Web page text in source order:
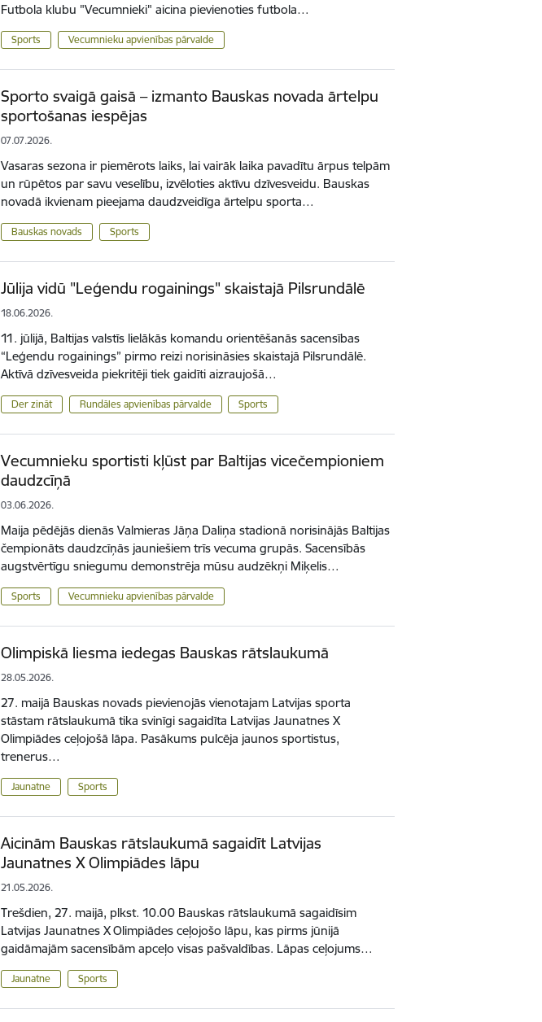
Futbola klubu "Vecumnieki" aicina pievienoties futbola…
Sports Vecumnieku apvienības pārvalde
Sporto svaigā gaisā – izmanto Bauskas novada ārtelpu
sportošanas iespējas
07.07.2026.
Vasaras sezona ir piemērots laiks, lai vairāk laika pavadītu ārpus telpām
un rūpētos par savu veselību, izvēloties aktīvu dzīvesveidu. Bauskas
novadā ikvienam pieejama daudzveidīga ārtelpu sporta…
Bauskas novads Sports
Jūlija vidū "Leģendu rogainings" skaistajā Pilsrundālē
18.06.2026.
11. jūlijā, Baltijas valstīs lielākās komandu orientēšanās sacensības
“Leģendu rogainings” pirmo reizi norisināsies skaistajā Pilsrundālē.
Aktīvā dzīvesveida piekritēji tiek gaidīti aizraujošā…
Der zināt Rundāles apvienības pārvalde Sports
Vecumnieku sportisti kļūst par Baltijas vicečempioniem
daudzcīņā
03.06.2026.
Maija pēdējās dienās Valmieras Jāņa Daliņa stadionā norisinājās Baltijas
čempionāts daudzcīņās jauniešiem trīs vecuma grupās. Sacensībās
augstvērtīgu sniegumu demonstrēja mūsu audzēkņi Miķelis…
Sports Vecumnieku apvienības pārvalde
Olimpiskā liesma iedegas Bauskas rātslaukumā
28.05.2026.
27. maijā Bauskas novads pievienojās vienotajam Latvijas sporta
stāstam rātslaukumā tika svinīgi sagaidīta Latvijas Jaunatnes X
Olimpiādes ceļojošā lāpa. Pasākums pulcēja jaunos sportistus,
trenerus…
Jaunatne Sports
Aicinām Bauskas rātslaukumā sagaidīt Latvijas
Jaunatnes X Olimpiādes lāpu
21.05.2026.
Trešdien, 27. maijā, plkst. 10.00 Bauskas rātslaukumā sagaidīsim
Latvijas Jaunatnes X Olimpiādes ceļojošo lāpu, kas pirms jūnijā
gaidāmajām sacensībām apceļo visas pašvaldības. Lāpas ceļojums…
Jaunatne Sports